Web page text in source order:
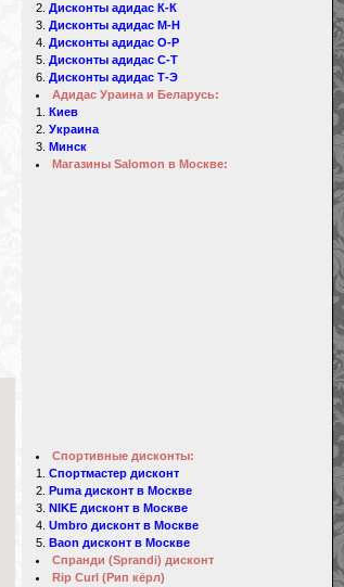
Дисконты адидас К-К
Дисконты адидас М-Н
Дисконты адидас О-Р
Дисконты адидас С-Т
Дисконты адидас Т-Э
Адидас Ураина и Беларусь:
Киев
Украина
Минск
Магазины Salomon в Москве:
Спортивные дисконты:
Спортмастер дисконт
Puma дисконт в Москве
NIKE дисконт в Москве
Umbro дисконт в Москве
Baon дисконт в Москве
Спранди (Sprandi) дисконт
Rip Curl (Рип кёрл)